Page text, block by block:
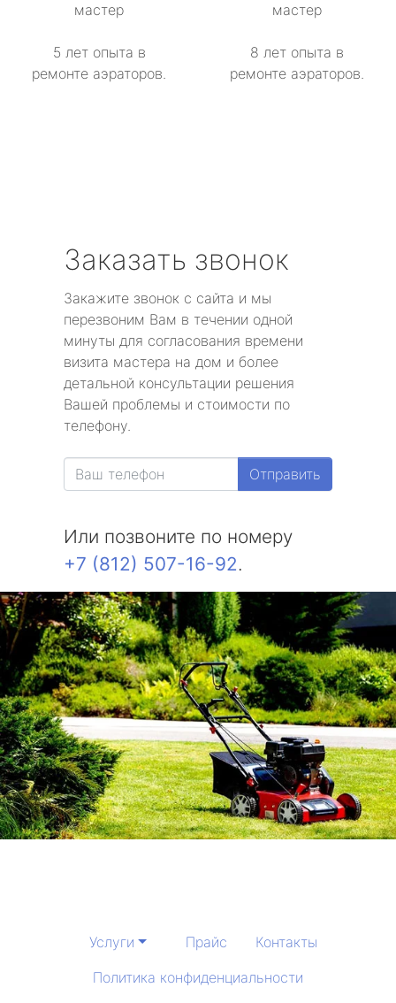
мастер
5 лет опыта в
ремонте аэраторов.
мастер
8 лет опыта в
ремонте аэраторов.
Заказать звонок
Закажите звонок с сайта и мы
перезвоним Вам в течении одной
минуты для согласования времени
визита мастера на дом и более
детальной консультации решения
Вашей проблемы и стоимости по
телефону.
Отправить
Или позвоните по номеру
+7 (812) 507-16-92.
Услуги Прайс
Контакты
Политика конфиденциальности